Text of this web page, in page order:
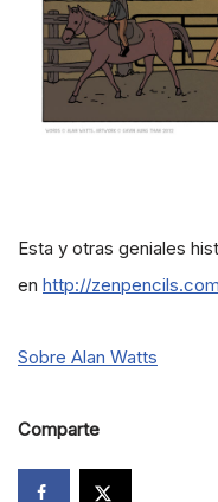
Esta y otras geniales
en http://
Sobre Alan Watts
Comparte